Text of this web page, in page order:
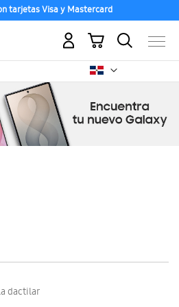
tarjetas Visa y Mastercard
Mi carrito
dactilar